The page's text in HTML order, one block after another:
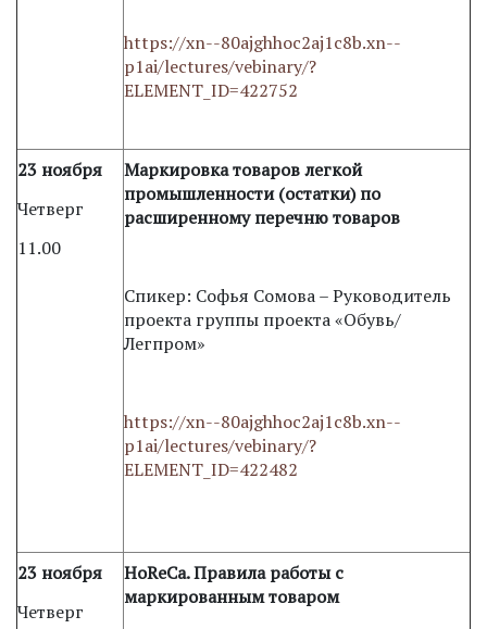
https://xn--80ajghhoc2aj1c8b.xn--
p1ai/lectures/vebinary/?
ELEMENT_ID=422752
23 ноября
Четверг
11.00
Маркировка товаров легкой
промышленности (остатки) по
расширенному перечню товаров
Спикер: Софья Сомова – Руководитель
проекта группы проекта «Обувь/
Легпром»
https://xn--80ajghhoc2aj1c8b.xn--
p1ai/lectures/vebinary/?
ELEMENT_ID=422482
23 ноября
Четверг
HoReCa. Правила работы с
маркированным товаром